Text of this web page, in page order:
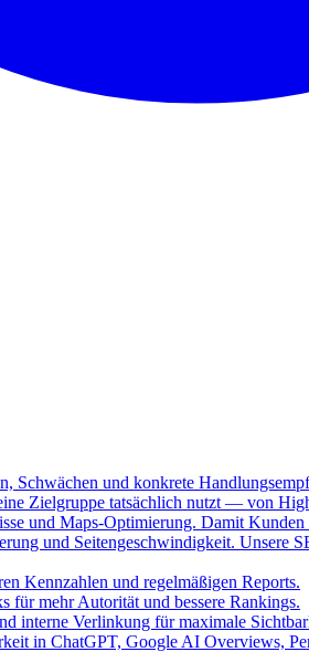
Schwächen und konkrete
Zielgruppe tatsächlich nutzt — von
und Maps-Optimierung. Damit
und Seitengeschwindigkeit. Unsere
Kennzahlen und regelmäßigen Reports.
für mehr Autorität und bessere Rankings.
interne Verlinkung für maximale
in ChatGPT, Google AI Overviews,